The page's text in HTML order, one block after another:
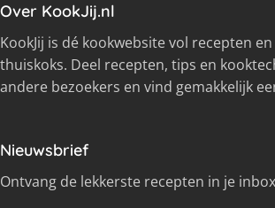
Over KookJij.nl
KookJij is dé kookwebsite vol recepten
thuiskoks. Deel recepten, tips en
andere bezoekers en vind gemakkelijk
Nieuwsbrief
Ontvang de lekkerste recepten in je